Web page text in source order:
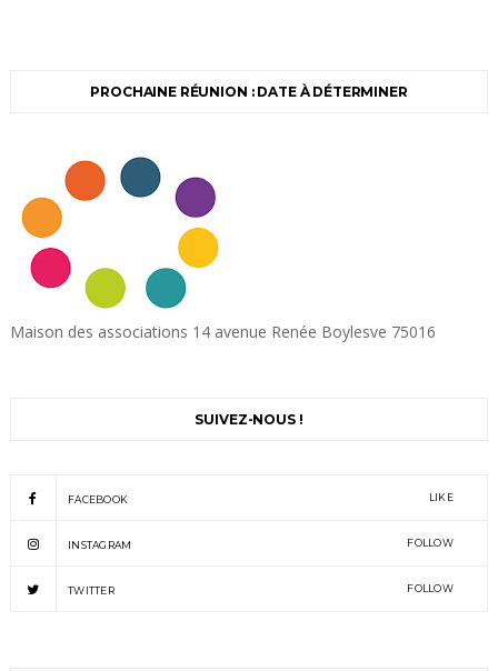
PROCHAINE RÉUNION : DATE À DÉTERMINER
Maison des associations 14 avenue Renée Boylesve 75016
SUIVEZ-NOUS !
FACEBOOK LIKE
INSTAGRAM FOLLOW
TWITTER FOLLOW